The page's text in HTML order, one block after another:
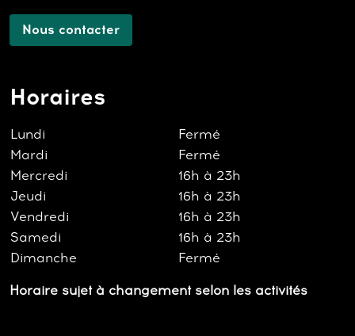
Nous contacter
Horaires
Lundi
Fermé
Mardi
Fermé
Mercredi
16h à 23h
Jeudi
16h à 23h
Vendredi
16h à 23h
Samedi
16h à 23h
Dimanche
Fermé
Horaire sujet à changement selon les activités